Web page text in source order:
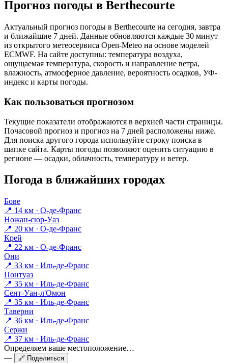
Прогноз погоды в Berthecourtе
Актуальный прогноз погоды в Berthecourtе на сегодня, завтра
и ближайшие 7 дней. Данные обновляются каждые 30 минут
из открытого метеосервиса Open-Meteo на основе моделей
ECMWF. На сайте доступны: температура воздуха,
ощущаемая температура, скорость и направление ветра,
влажность, атмосферное давление, вероятность осадков, УФ-
индекс и карты погоды.
Как пользоваться прогнозом
Текущие показатели отображаются в верхней части страницы.
Почасовой прогноз и прогноз на 7 дней расположены ниже.
Для поиска другого города используйте строку поиска в
шапке сайта. Карты погоды позволяют оценить ситуацию в
регионе — осадки, облачность, температуру и ветер.
Погода в ближайших городах
Бове
📍 14 км · О-де-Франс
Ножан-сюр-Уаз
📍 20 км · О-де-Франс
Крей
📍 22 км · О-де-Франс
Они
📍 33 км · Иль-де-Франс
Понтуаз
📍 35 км · Иль-де-Франс
Сент-Уан-л'Омон
📍 35 км · Иль-де-Франс
Таверни
📍 36 км · Иль-де-Франс
Сержи
📍 37 км · Иль-де-Франс
Определяем ваше местоположение…
—
🔗 Поделиться